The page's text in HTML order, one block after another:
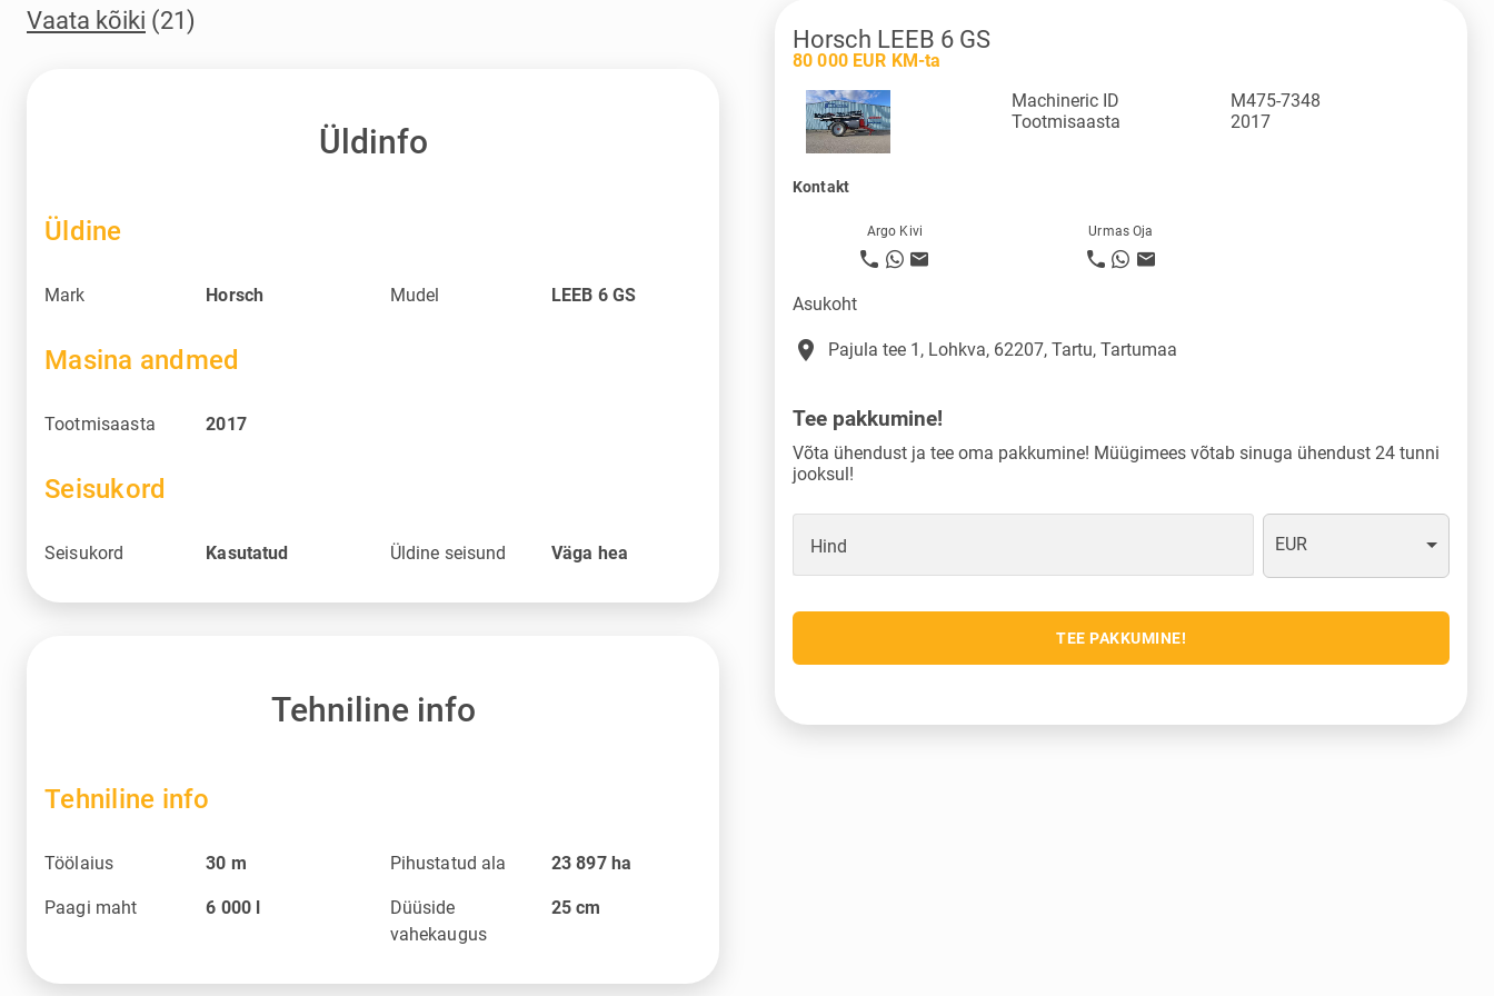
Vaata kõiki (21)
Üldinfo
Üldine
Mark Horsch Mudel LEEB 6 GS
Masina andmed
Tootmisaasta 2017
Seisukord
Seisukord Kasutatud Üldine seisund Väga hea
Tehniline info
Tehniline info
Töölaius 30 m Pihustatud ala 23 897 ha
Paagi maht 6 000 l
Düüside
vahekaugus
25cm
Horsch LEEB 6 GS
80 000 EUR KM-ta
Machineric ID
M475-7348
Tootmisaasta
2017
Kontakt
Argo Kivi Urmas Oja
Asukoht
place Pajula tee 1, Lohkva, 62207, Tartu, Tartumaa
Tee pakkumine!
Võta ühendust ja tee oma pakkumine! Müügimees võtab sinuga ühendust 24 tunni
jooksul!
Hind EUR
TEE PAKKUMINE!